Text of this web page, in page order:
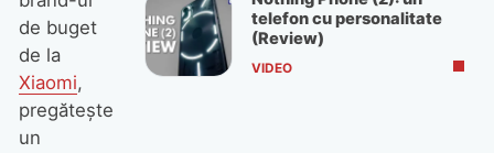
de buget
de la
Xiaomi,
pregătește
un
telefon cu personalitate
(Review)
VIDEO